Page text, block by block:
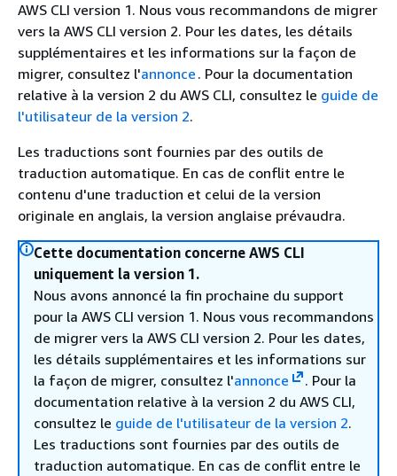
AWS CLI version 1. Nous vous recommandons de migrer
vers la AWS CLI version 2. Pour les dates, les détails
supplémentaires et les informations sur la façon de
migrer, consultez l'annonce . Pour la documentation
relative à la version 2 du AWS CLI, consultez le guide de
l'utilisateur de la version 2.
Les traductions sont fournies par des outils de
traduction automatique. En cas de conflit entre le
contenu d'une traduction et celui de la version
originale en anglais, la version anglaise prévaudra.
Cette documentation concerne AWS CLI
uniquement la version 1.
Nous avons annoncé la fin prochaine du support
pour la AWS CLI version 1. Nous vous recommandons
de migrer vers la AWS CLI version 2. Pour les dates,
les détails supplémentaires et les informations sur
la façon de migrer, consultez l'annonce
. Pour la
documentation relative à la version 2 du AWS CLI,
consultez le guide de l'utilisateur de la version 2.
Les traductions sont fournies par des outils de
traduction automatique. En cas de conflit entre le